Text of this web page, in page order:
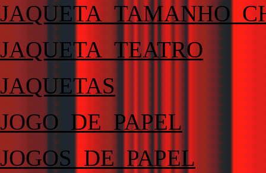
JAQUETA_TEATRO
JAQUETAS
JOGO_DE_PAPEL
JOGOS_DE_PAPEL